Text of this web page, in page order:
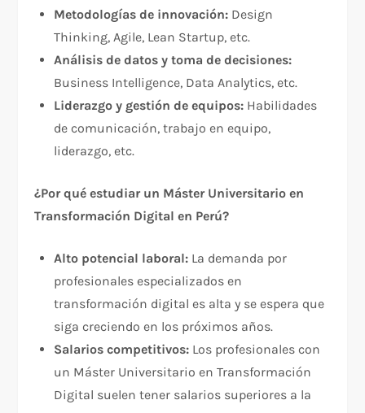
Metodologías de innovación: Design
Thinking, Agile, Lean Startup, etc.
Análisis de datos y toma de decisiones:
Business Intelligence, Data Analytics, etc.
Liderazgo y gestión de equipos: Habilidades
de comunicación, trabajo en equipo,
liderazgo, etc.
¿Por qué estudiar un Máster Universitario en
Transformación Digital en Perú?
Alto potencial laboral: La demanda por
profesionales especializados en
transformación digital es alta y se espera que
siga creciendo en los próximos años.
Salarios competitivos: Los profesionales con
un Máster Universitario en Transformación
Digital suelen tener salarios superiores a la